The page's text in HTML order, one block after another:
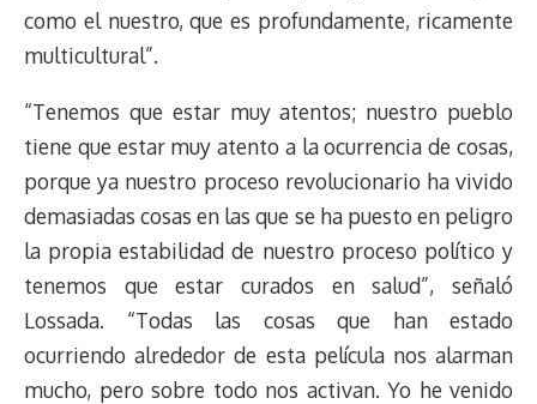
como el nuestro, que es profundamente, ricamente
multicultural”.
“Tenemos que estar muy atentos; nuestro pueblo
tiene que estar muy atento a la ocurrencia de cosas,
porque ya nuestro proceso revolucionario ha vivido
demasiadas cosas en las que se ha puesto en peligro
la propia estabilidad de nuestro proceso político y
tenemos que estar curados en salud”, señaló
Lossada. “Todas las cosas que han estado
ocurriendo alrededor de esta película nos alarman
mucho, pero sobre todo nos activan. Yo he venido